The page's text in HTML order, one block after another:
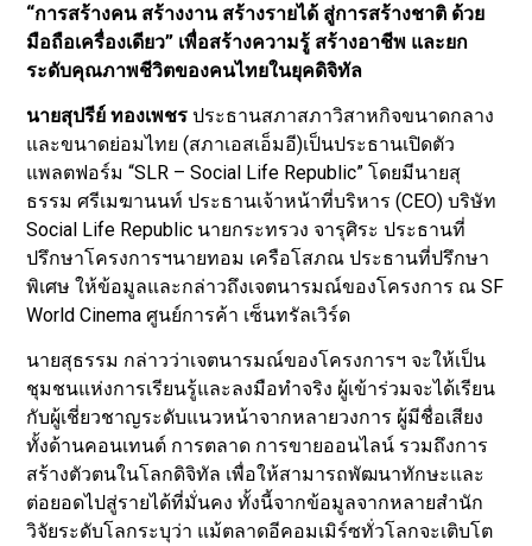
“การสร้างคน สร้างงาน สร้างรายได้ สู่การสร้างชาติ ด้วย
มือถือเครื่องเดียว” เพื่อสร้างความรู้ สร้างอาชีพ และยก
ระดับคุณภาพชีวิตของคนไทยในยุคดิจิทัล
นายสุปรีย์ ทองเพชร ประธานสภาสภาวิสาหกิจขนาดกลาง
และขนาดย่อมไทย (สภาเอสเอ็มอี)เป็นประธานเปิดตัว
แพลตฟอร์ม “SLR – Social Life Republic” โดยมีนายสุ
ธรรม ศรีเมฆานนท์ ประธานเจ้าหน้าที่บริหาร (CEO) บริษัท
Social Life Republic นายกระทรวง จารุศิระ ประธานที่
ปรึกษาโครงการฯนายทอม เครือโสภณ ประธานที่ปรึกษา
พิเศษ ให้ข้อมูลและกล่าวถึงเจตนารมณ์ของโครงการ ณ SF
World Cinema ศูนย์การค้า เซ็นทรัลเวิร์ด
นายสุธรรม กล่าวว่าเจตนารมณ์ของโครงการฯ จะให้เป็น
ชุมชนแห่งการเรียนรู้และลงมือทำจริง ผู้เข้าร่วมจะได้เรียน
กับผู้เชี่ยวชาญระดับแนวหน้าจากหลายวงการ ผู้มีชื่อเสียง
ทั้งด้านคอนเทนต์ การตลาด การขายออนไลน์ รวมถึงการ
สร้างตัวตนในโลกดิจิทัล เพื่อให้สามารถพัฒนาทักษะและ
ต่อยอดไปสู่รายได้ที่มั่นคง ทั้งนี้จากข้อมูลจากหลายสำนัก
วิจัยระดับโลกระบุว่า แม้ตลาดอีคอมเมิร์ซทั่วโลกจะเติบโต